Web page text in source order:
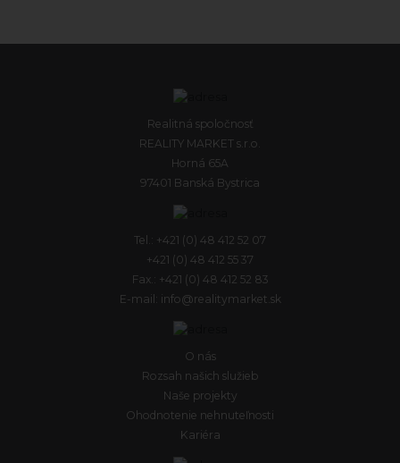
Realitná spoločnosť
REALITY MARKET s.r.o.
Horná 65A
97401 Banská Bystrica
Tel.: +421 (0) 48 412 52 07
+421 (0) 48 412 55 37
Fax.: +421 (0) 48 412 52 83
E-mail: info@realitymarket.sk
O nás
Rozsah našich služieb
Naše projekty
Ohodnotenie nehnuteľnosti
Kariéra